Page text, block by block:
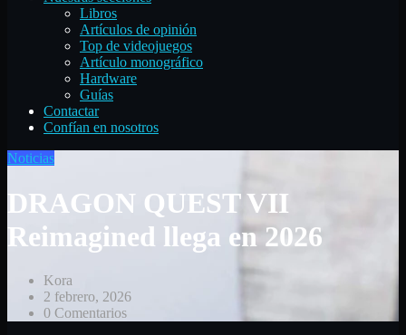
Libros
Artículos de opinión
Top de videojuegos
Artículo monográfico
Hardware
Guías
Contactar
Confían en nosotros
Noticias
DRAGON QUEST VII
Reimagined llega en 2026
Kora
2 febrero, 2026
0 Comentarios